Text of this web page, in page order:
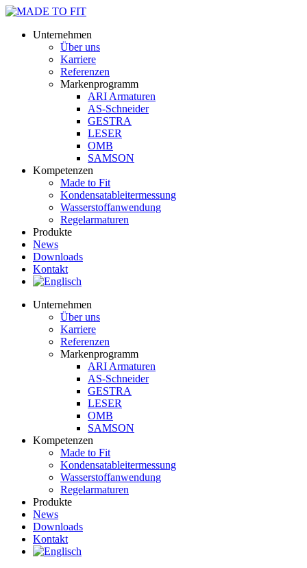
Unternehmen
Über uns
Karriere
Referenzen
Markenprogramm
ARI Armaturen
AS-Schneider
GESTRA
LESER
OMB
SAMSON
Kompetenzen
Made to Fit
Kondensat­ableiter­messung
Wasserstoff­anwendung
Regel­arma­turen
Produkte
News
Downloads
Kontakt
Unternehmen
Über uns
Karriere
Referenzen
Markenprogramm
ARI Armaturen
AS-Schneider
GESTRA
LESER
OMB
SAMSON
Kompetenzen
Made to Fit
Kondensat­ableiter­messung
Wasserstoff­anwendung
Regel­arma­turen
Produkte
News
Downloads
Kontakt